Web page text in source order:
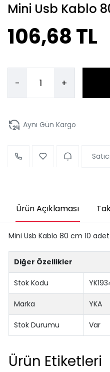
Mini Usb Kablo
106,68 TL
- +
Aynı Gün Kargo
Ürün Açıklaması
Mini Usb Kablo 80 cm 10 adet
Diğer Özellikler
Stok Kodu
Marka YKA
Stok Durumu Var
Ürün Etiketleri